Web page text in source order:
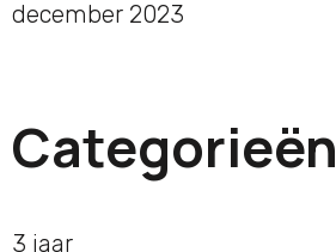
december 2023
Categorieën
3 jaar